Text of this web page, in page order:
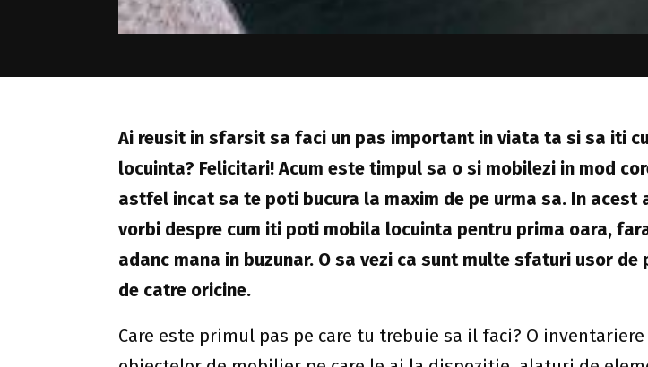
Ai reusit in sfarsit sa faci un pas important in viata ta si sa iti
locuinta? Felicitari! Acum este timpul sa o si mobilezi in mod
astfel incat sa te poti bucura la maxim de pe urma sa. In acest
vorbi despre cum iti poti mobila locuinta pentru prima oara,
adanc mana in buzunar. O sa vezi ca sunt multe sfaturi usor de
de catre oricine.
Care este primul pas pe care tu trebuie sa il faci? O